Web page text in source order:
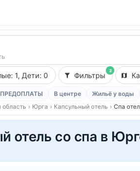
Взрослые: 1, Дети: 0
2
Фильтры
ПРЕДОПЛАТЫ В центре Жильё у воды
область › Юрга › Капсульный отель › Спа
отель со спа в